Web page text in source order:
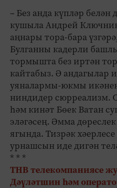
– Без анда күпләр белән
кушыла Андрей
аңнары тора-бара
Булганны кадерли
тормышта без иртән
кайтабыз. Ә андагылар
уяналармы-юкмы
ниндидер сюрреализм.
һәм кинәт Бөек Ватан
эләгәсең. Әмма
ягында. Тизрәк
урнашсын иде дигән
* * *
ТНВ телекомпаниясе
Дәүләтшин һәм